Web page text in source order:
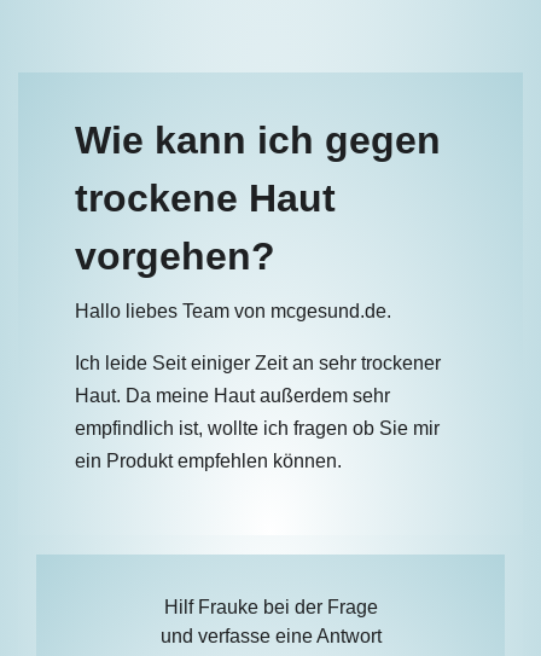
Wie kann ich gegen
trockene Haut
vorgehen?
Hallo liebes Team von mcgesund.de.
Ich leide Seit einiger Zeit an sehr trockener
Haut. Da meine Haut außerdem sehr
empfindlich ist, wollte ich fragen ob Sie mir
ein Produkt empfehlen können.
Hilf Frauke bei der Frage
und verfasse eine Antwort